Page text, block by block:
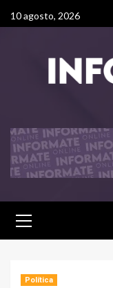
10 agosto, 2026
Política